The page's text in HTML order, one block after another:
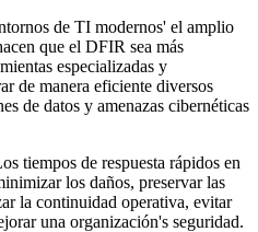
de TI modernos' el amplio
que el DFIR sea más
especializadas y
de manera eficiente diversos
de datos y amenazas cibernéticas
tiempos de respuesta rápidos en
los daños, preservar las
la continuidad operativa, evitar
una organización's seguridad.